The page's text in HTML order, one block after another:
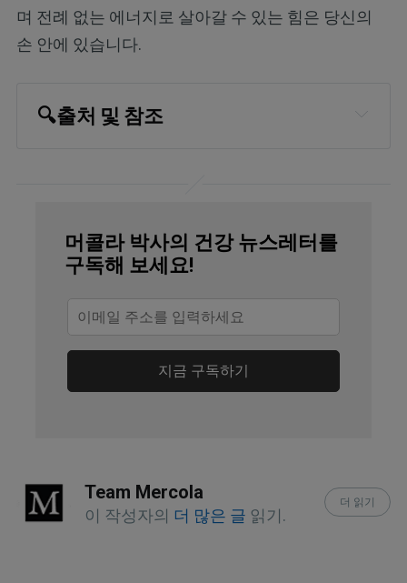
며 전례 없는 에너지로 살아갈 수 있는 힘은 당신의
손 안에 있습니다.
🔍출처 및 참조
Microorganisms September 16, 2025
Metabolites. 2024 Dec 21;14(12):722
Journal of Functional Foods December
머콜라 박사의 건강 뉴스레터를
구독해 보세요!
지금 구독하기
Team Mercola
이 작성자의 더 많은 글 읽기.
더 읽기